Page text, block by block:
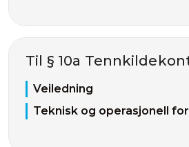
Til § 10a
Veiledning
Teknisk og operasjonell